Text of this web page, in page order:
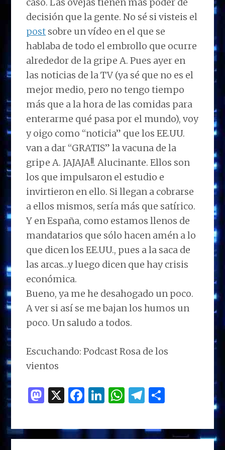
decisión que la gente. No sé si visteis el
post sobre un vídeo en el que se
hablaba de todo el embrollo que ocurre
alrededor de la gripe A. Pues ayer en
las noticias de la TV (ya sé que no es el
mejor medio, pero no tengo tiempo
más que a la hora de las comidas para
enterarme qué pasa por el mundo), voy
y oigo como “noticia” que los EE.UU.
van a dar “GRATIS” la vacuna de la
gripe A. JAJAJA!!. Alucinante. Ellos son
los que impulsaron el estudio e
invirtieron en ello. Si llegan a cobrarse
a ellos mismos, sería más que satírico.
Y en España, como estamos llenos de
mandatarios que sólo hacen amén a lo
que dicen los EE.UU., pues a la saca de
las arcas…y luego dicen que hay crisis
económica.
Bueno, ya me he desahogado un poco.
A ver si así se me bajan los humos un
poco. Un saludo a todos.
Escuchando: Podcast Rosa de los
vientos
M
to
d
X F
ce
b
Li
k
e
W
at
s
T
e
g
m
p